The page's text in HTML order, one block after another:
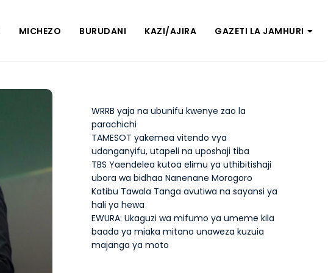
MICHEZO BURUDANI KAZI/AJIRA GAZETI LA JAMHURI
WRRB yaja na ubunifu kwenye zao la
parachichi
TAMESOT yakemea vitendo vya
udanganyifu, utapeli na uposhaji tiba
TBS Yaendelea kutoa elimu ya uthibitishaji
ubora wa bidhaa Nanenane Morogoro
Katibu Tawala Tanga avutiwa na sayansi ya
hali ya hewa
EWURA: Ukaguzi wa mifumo ya umeme kila
baada ya miaka mitano unaweza kuzuia
majanga ya moto